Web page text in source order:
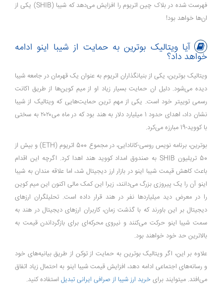
فهرست شده در بلاک چین اتریوم را افزایش می‌دهد که شیبا (SHIB) یکی از
ان‌ها خواهد بود!
آیا ویتالیک بوترین به حمایت از شیبا اینو ادامه
خواهد داد؟
ویتالیک بوترین، یکی از بنیانگذاران اتریوم به عنوان یک قهرمان در جامعه شیبا
دیده می‌شود. دلیل ان حمایت بسیار زیاد او از میم کوین‌ها از طریق اکانت
رسمی توییتر خود است. یکی از مهم ترین حمایت‌هایی که ویتالیک از شیبا
نشان داد، اهدای حدود 1 میلیارد دلار به هند بود که در ماه می‌۲۰۲۰ به سختی
با کووید-19 مبارزه می‌کرد.
بوترین، برنامه نویس روسی-کانادایی، در مجموع 500 اتریوم (ETH) و بیش از
50 تریلیون SHIB به صندوق امداد کووید هند اهدا کرد. اگرچه این اقدام
باعث کاهش قیمت شیبا اینو در بازار ارز دیجیتال شد، اما علاقه مندان به شیبا
اینو آن را یک پیروزی بزرگ می‌دانند، زیرا این کمک مالی اکنون این میم کوین
را در معرض دید میلیاردها نفر در هند قرار داده است. تحلیلگران ارزهای
دیجیتال بر این باورند که با گذشت زمان، کاربران ارزهای دیجیتال در هند به
سمت شیبا اینو حرکت می‌کنند و نیروی محرکه‌ای برای بازگرداندن قیمت به
بالاترین حد خود خواهند بود.
علاوه بر این، اگر ویتالیک بوترین به حمایت از توکن از طریق بیانیه‌های خود
و رسانه‌های اجتماعی ادامه دهد، افزایش قیمت شیبا اینو به احتمال زیاد اتفاق
می‌افتد. میتوایند برای خرید ارز شیبا از صرافی ایرانی تبدیل استفاده کنید.